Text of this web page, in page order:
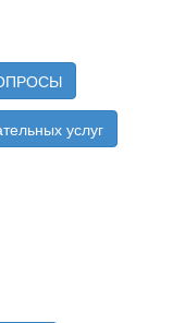
услуг